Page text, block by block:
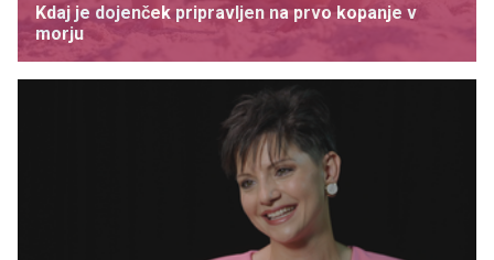
Kdaj je dojenček pripravljen na prvo kopanje v
morju